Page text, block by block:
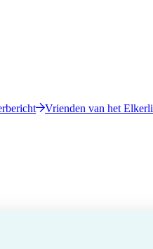
Vrienden van het